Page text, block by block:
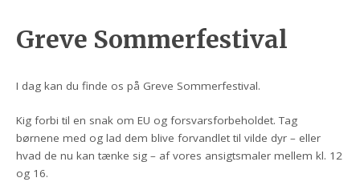
Greve Sommerfestival
I dag kan du finde os på Greve Sommerfestival.
Kig forbi til en snak om EU og forsvarsforbeholdet. Tag
børnene med og lad dem blive forvandlet til vilde dyr – eller
hvad de nu kan tænke sig – af vores ansigtsmaler mellem kl. 12
og 16.